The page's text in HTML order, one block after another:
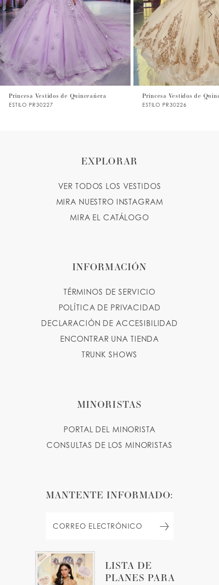
3
4
6
7
8
Princesa Vestidos de Quinceañera
ESTILO PR30227
Princesa Vestidos de
ESTILO PR30226
LISTA DE
PLANES PARA
EXPLORAR
VER TODOS LOS VESTIDOS
MIRA NUESTRO INSTAGRAM
MIRA EL CATÁLOGO
INFORMACIÓN
TÉRMINOS DE SERVICIO
POLÍTICA DE PRIVACIDAD
DECLARACIÓN DE ACCESIBILIDAD
ENCONTRAR UNA TIENDA
TRUNK SHOWS
MINORISTAS
PORTAL DEL MINORISTA
CONSULTAS DE LOS MINORISTAS
MANTENTE INFORMADO: